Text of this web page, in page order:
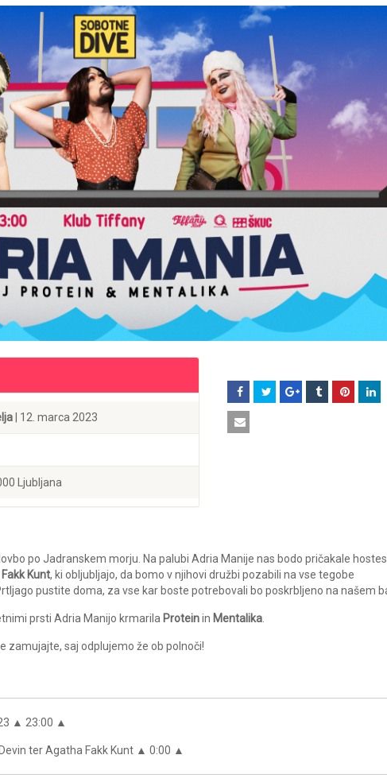
| 12. marca 2023
Ljubljana
po Jadranskem morju. Na palubi Adria Manije nas bodo pričakale
Kunt, ki obljubljajo, da bomo v njihovi družbi pozabili na vse tegobe
pustite doma, za vse kar boste potrebovali bo poskrbljeno na našem
prsti Adria Manijo krmarila Proteinin Mentalika
zamujajte, saj odplujemo že ob polnoči!
▲ 23:00 ▲
ter Agatha Fakk Kunt ▲ 0:00 ▲